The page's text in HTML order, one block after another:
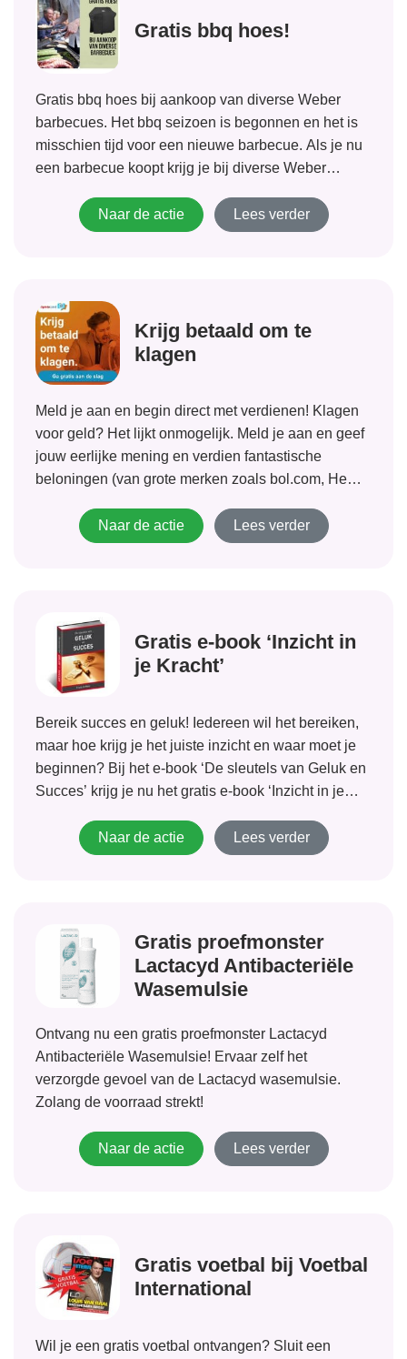
Gratis bbq hoes!
Gratis bbq hoes bij aankoop van diverse Weber
barbecues. Het bbq seizoen is begonnen en het is
misschien tijd voor een nieuwe barbecue. Als je nu
een barbecue koopt krijg je bij diverse Weber
handig, zo kan...Naar de actie Lees verder
Krijg betaald om te
klagen
Meld je aan en begin direct met verdienen! Klagen
voor geld? Het lijkt onmogelijk. Meld je aan en geef
jouw eerlijke mening en verdien fantastische
beloningen (van grote merken zoals bol.com, Hema,
online enquêtes.Naar de actie Lees verder
Gratis e-book ‘Inzicht in
je Kracht’
Bereik succes en geluk! Iedereen wil het bereiken,
maar hoe krijg je het juiste inzicht en waar moet je
beginnen? Bij het e-book ‘De sleutels van Geluk en
Succes’ krijg je nu het gratis e-book ‘Inzicht in je
Naar de actie
Lees verder
Gratis proefmonster
Lactacyd Antibacteriële
Wasemulsie
Ontvang nu een gratis proefmonster Lactacyd
Antibacteriële Wasemulsie! Ervaar zelf het
verzorgde gevoel van de Lactacyd wasemulsie.
Zolang de voorraad strekt!
Naar de actie Lees verder
Gratis voetbal bij Voetbal
International
Wil je een gratis voetbal ontvangen? Sluit een